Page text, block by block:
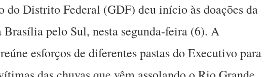
do Distrito Federal (GDF) deu início às doações da
Brasília pelo Sul, nesta segunda-feira (6). A
esforços de diferentes pastas do Executivo para